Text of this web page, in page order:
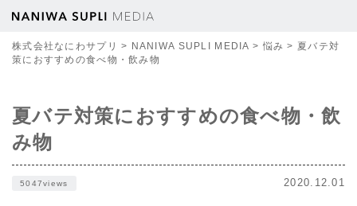
株式会社なにわサプリ > NANIWA SUPLI MEDIA > 悩み > 夏バテ対
策におすすめの食べ物・飲み物
夏バテ対策におすすめの食べ物・飲
み物
5047views 2020.12.01